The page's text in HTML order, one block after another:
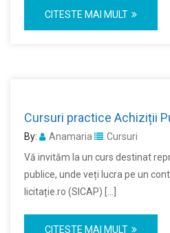
CITESTE MAI MULT
Cursuri practice Achiziții
By: Anamaria
Cursuri
Vă invităm la un curs destinat
publice, unde veți lucra pe un
licitație.ro (SICAP) […]
CITESTE MAI MULT